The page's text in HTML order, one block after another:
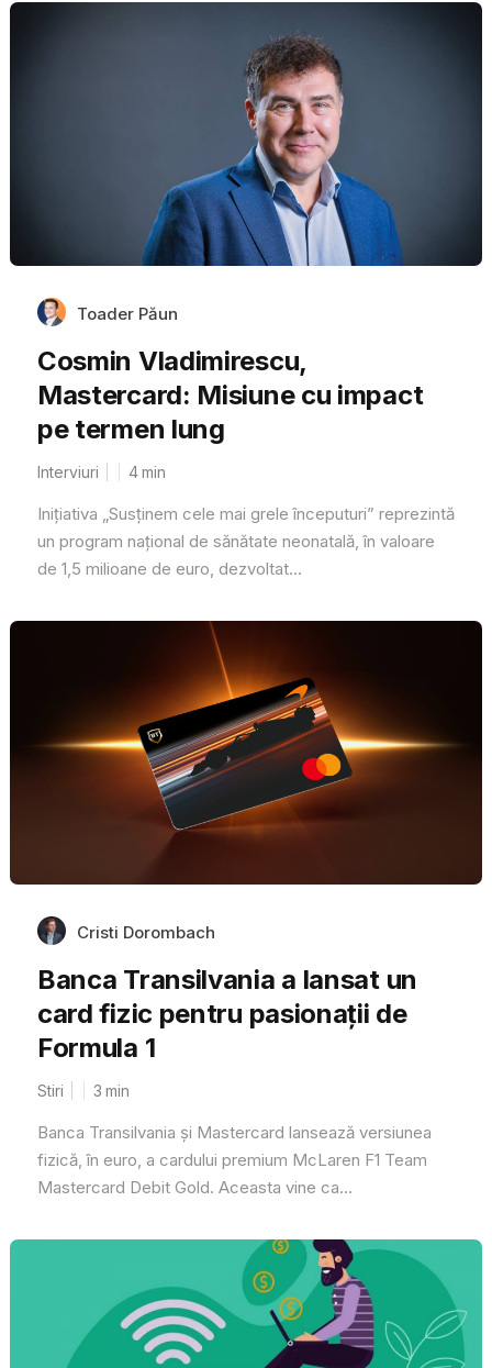
Toader Păun
Cosmin Vladimirescu,
Mastercard: Misiune cu impact
pe termen lung
Interviuri 4min
Inițiativa „Susținem cele mai grele începuturi” reprezintă
un program național de sănătate neonatală, în valoare
de 1,5 milioane de euro, dezvoltat...
Cristi Dorombach
Banca Transilvania a lansat un
card fizic pentru pasionații de
Formula 1
Stiri 3 min
Banca Transilvania și Mastercard lansează versiunea
fizică, în euro, a cardului premium McLaren F1 Team
Mastercard Debit Gold. Aceasta vine ca...